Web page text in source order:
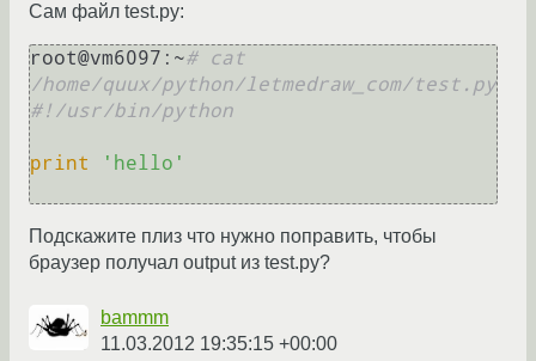
Сам файл test.py:
root@vm6097:~# cat
/home/quux/python/letmedraw_com/test.py
#!/usr/bin/python
print 'hello'
Подскажите плиз что нужно поправить, чтобы
браузер получал output из test.py?
bammm
11.03.2012 19:35:15 +00:00